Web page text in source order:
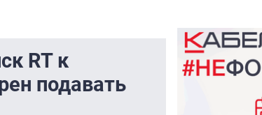
RT к
подавать